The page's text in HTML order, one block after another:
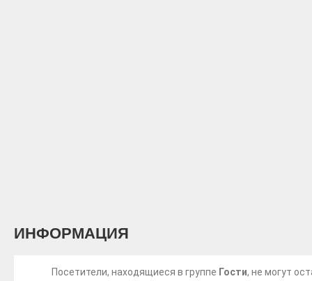
ИНФОРМАЦИЯ
Посетители, находящиеся в группе Гости, не могут